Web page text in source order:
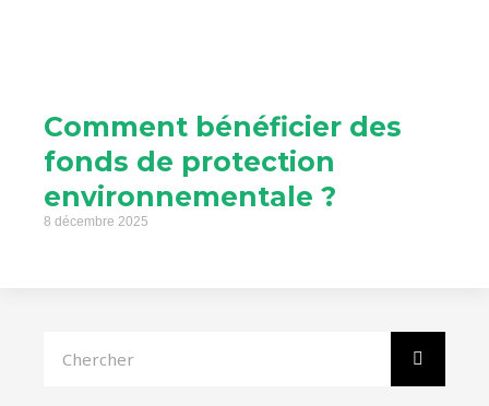
Comment bénéficier des
fonds de protection
environnementale ?
8 décembre 2025